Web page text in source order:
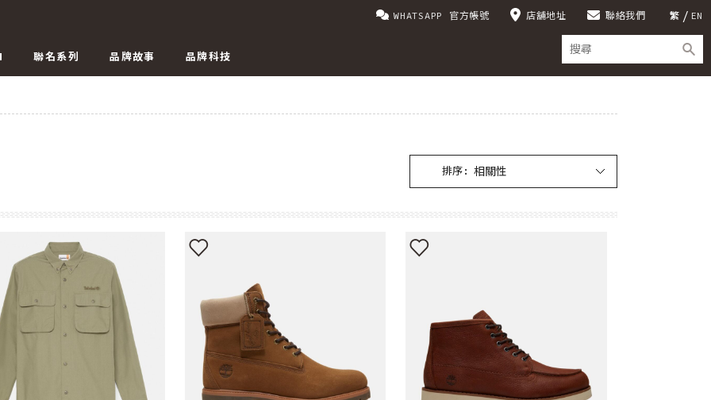
繁 EN
WHATSAPP 官方帳號 店舖地址 聯絡我們
聯名系列 品牌故事 品牌科技
排序: